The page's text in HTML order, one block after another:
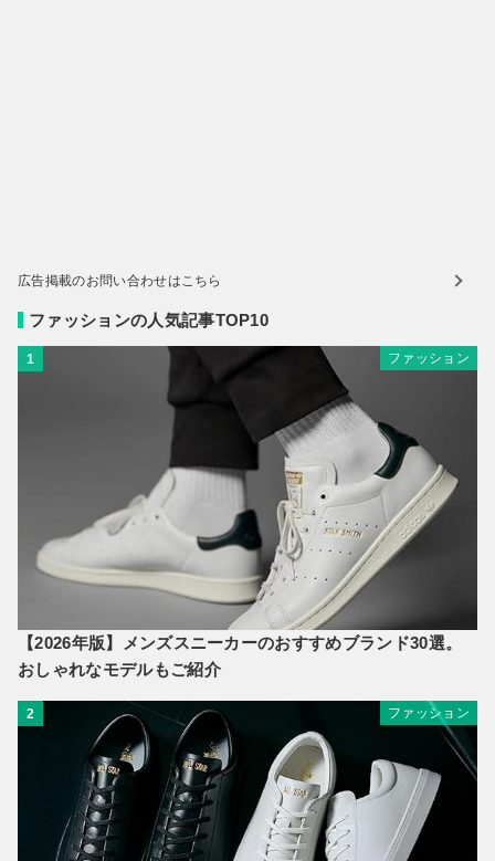
広告掲載のお問い合わせはこちら
ファッションの人気記事TOP10
1 ファッション
【2026年版】メンズスニーカーのおすすめブランド30選。
おしゃれなモデルもご紹介
2 ファッション